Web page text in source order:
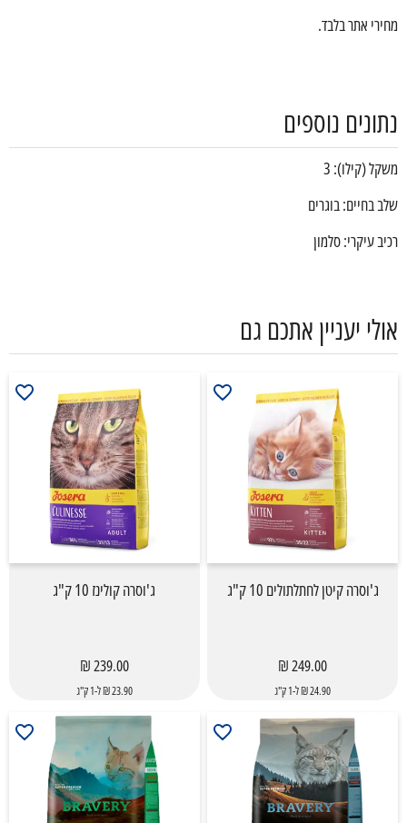
מחירי אתר בלבד.
נתונים נוספים
משקל (קילו): 3
שלב בחיים: בוגרים
רכיב עיקרי: סלמון
אולי יעניין אתכם גם
ג'וסרה קיטן לחתלתולים 10 ק"ג
249.00 ₪
24.90 ₪ ל-1 ק"ג
ג'וסרה קולינז 10 ק"ג
239.00 ₪
23.90 ₪ ל-1 ק"ג